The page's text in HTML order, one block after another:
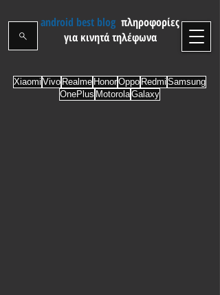
android best blog πληροφορίες
για κινητά τηλέφωνα
Xiaomi Vivo Realme HonorOppo Redmi Samsung
OnePlus MotorolaGalaxy